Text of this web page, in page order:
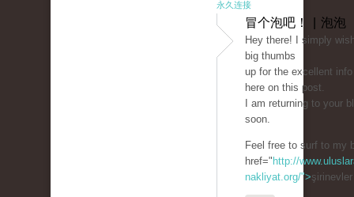
永久连接
冒个泡吧！ | 泡泡
Hey there! I simply
big thumbs
up for the excellent
here on this post.
I am returning to your
soon.
Feel free to surf to my
href=" http://
nakliyat.org/">